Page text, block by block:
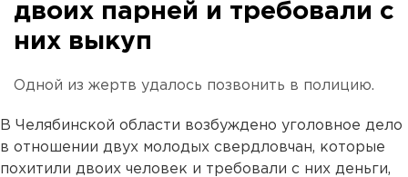
двоих парней и требовали с
них выкуп
Одной из жертв удалось позвонить в полицию.
В Челябинской области возбуждено уголовное дело
в отношении двух молодых свердловчан, которые
похитили двоих человек и требовали с них деньги,